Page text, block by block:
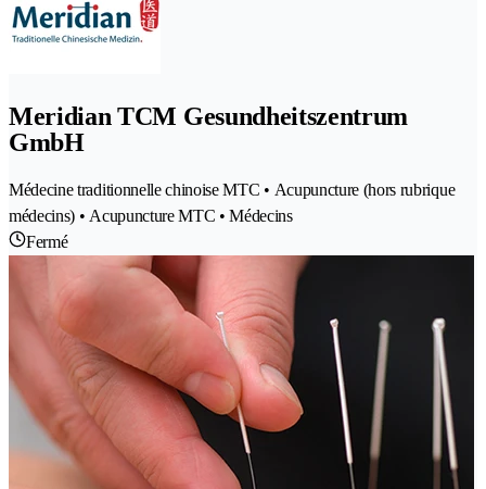
Meridian TCM Gesundheitszentrum
GmbH
Médecine traditionnelle chinoise MTC • Acupuncture (hors rubrique
médecins) • Acupuncture MTC • Médecins
Fermé